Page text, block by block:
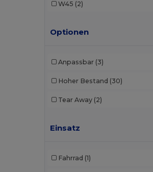
Towel city
W45 (2)
Optionen
Anpassbar (3)
Hoher Bestand (30)
Tear Away (2)
Einsatz
Fahrrad (1)